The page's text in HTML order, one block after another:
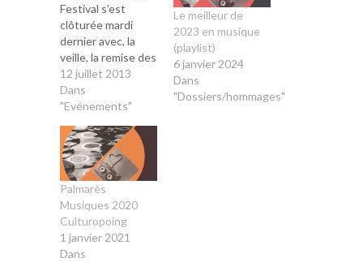
Festival s'est
clôturée mardi
dernier avec, la
veille, la remise des
prix pour les films
primés dans la
sélection
La Bataille de
Solférino (Fr.) de
Justine Triet,
reçoit le Prix du
Public (en salles le
18 septembre)
Kid (Belgique) de
Fien Troch,…
12 juillet 2013
Dans
"Evénements"
Le meilleur de
2023 en musique
(playlist)
6 janvier 2024
Dans
"Dossiers/hommages"
Palmarès
Musiques 2020
Culturopoing
1 janvier 2021
Dans